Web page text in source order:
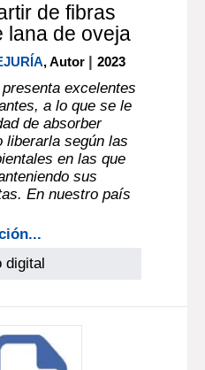
de fibras
lana de oveja
, Autor |2023
excelentes
a lo que se le
de absorber
liberarla según las
en las que
sus
En nuestro país
digital